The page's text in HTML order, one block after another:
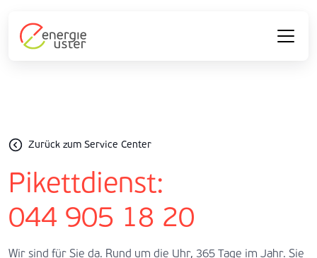
Zurück zum Service Center
Pikettdienst:
044 905 18 20
Wir sind für Sie da. Rund um die Uhr, 365 Tage im Jahr. Sie